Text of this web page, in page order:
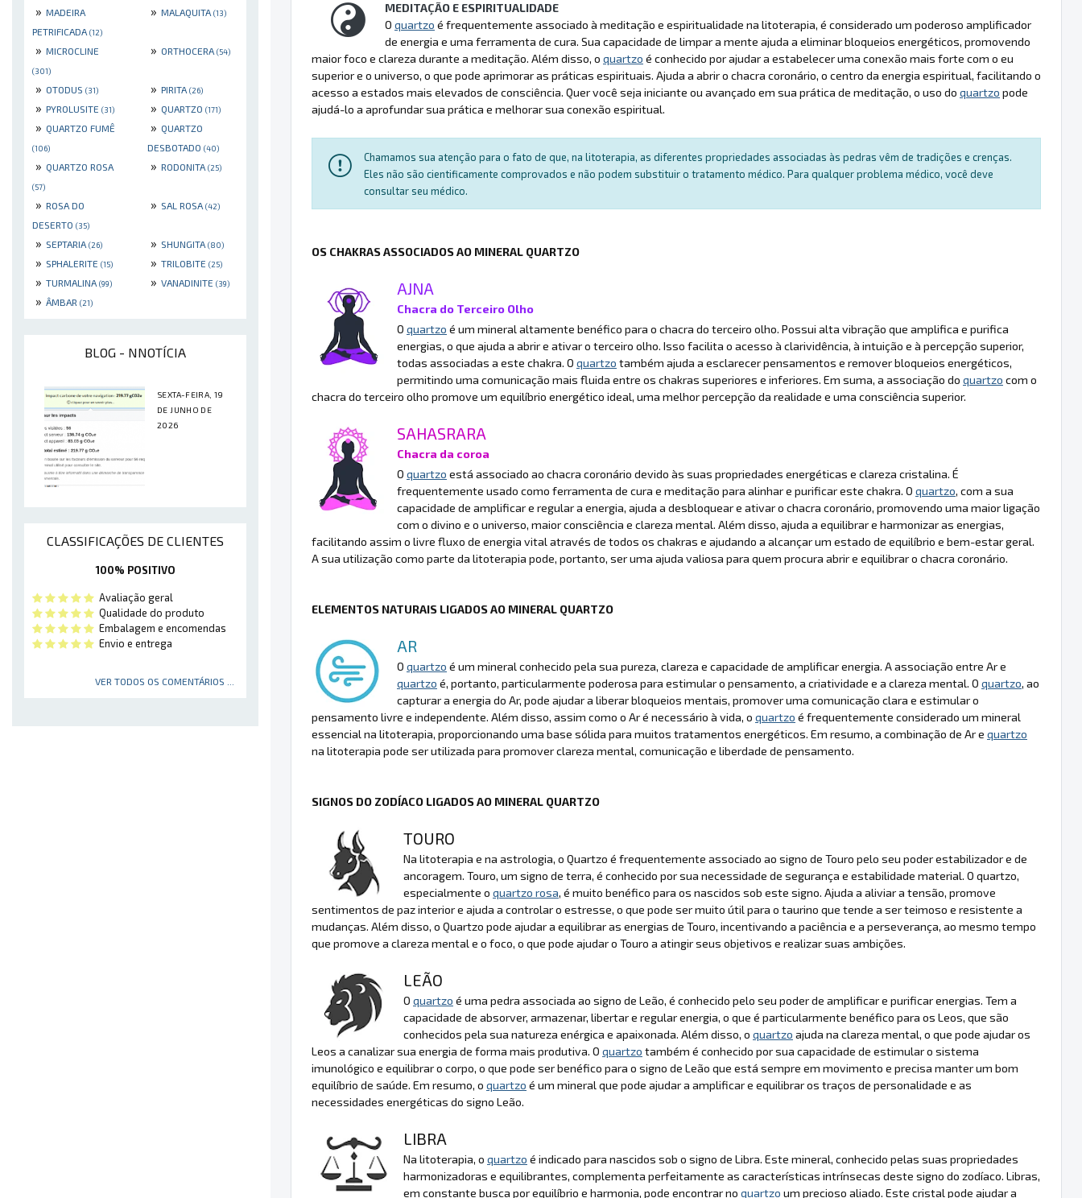
» MADEIRA
PETRIFICADA (12)
» MALAQUITA (13)
» MICROCLINE
(301)
» ORTHOCERA (54)
» OTODUS (31) » PIRITA (26)
» PYROLUSITE (31) » QUARTZO (171)
» QUARTZO FUMÊ
(106)
» QUARTZO
DESBOTADO (40)
» QUARTZO ROSA
(57)
» RODONITA (25)
» ROSA DO
DESERTO (35)
» SAL ROSA (42)
» SEPTARIA (26) » SHUNGITA (80)
» SPHALERITE (15) » TRILOBITE (25)
» TURMALINA (99) » VANADINITE (39)
» ÂMBAR (21)
BLOG - NNOTÍCIA
SEXTA-FEIRA, 19
DE JUNHO DE
2026
CLASSIFICAÇÕES DE CLIENTES
100% POSITIVO
Avaliação geral
Qualidade do produto
Embalagem e encomendas
Envio e entrega
VER TODOS OS COMENTÁRIOS ...
MEDITAÇÃO E ESPIRITUALIDADE
O quartzo é frequentemente associado à meditação e espiritualidade na litoterapia, é considerado um poderoso amplificador
de energia e uma ferramenta de cura. Sua capacidade de limpar a mente ajuda a eliminar bloqueios energéticos, promovendo
maior foco e clareza durante a meditação. Além disso, o quartzo é conhecido por ajudar a estabelecer uma conexão mais forte com o eu
superior e o universo, o que pode aprimorar as práticas espirituais. Ajuda a abrir o chacra coronário, o centro da energia espiritual, facilitando o
acesso a estados mais elevados de consciência. Quer você seja iniciante ou avançado em sua prática de meditação, o uso do quartzo pode
ajudá-lo a aprofundar sua prática e melhorar sua conexão espiritual.
Chamamos sua atenção para o fato de que, na litoterapia, as diferentes propriedades associadas às pedras vêm de tradições e crenças.
Eles não são cientificamente comprovados e não podem substituir o tratamento médico. Para qualquer problema médico, você deve
consultar seu médico.
OS CHAKRAS ASSOCIADOS AO MINERAL QUARTZO
AJNA
Chacra do Terceiro Olho
O quartzo é um mineral altamente benéfico para o chacra do terceiro olho. Possui alta vibração que amplifica e purifica
energias, o que ajuda a abrir e ativar o terceiro olho. Isso facilita o acesso à clarividência, à intuição e à percepção superior,
todas associadas a este chakra. O quartzo também ajuda a esclarecer pensamentos e remover bloqueios energéticos,
permitindo uma comunicação mais fluida entre os chakras superiores e inferiores. Em suma, a associação do quartzo com o
chacra do terceiro olho promove um equilíbrio energético ideal, uma melhor percepção da realidade e uma consciência superior.
SAHASRARA
Chacra da coroa
O quartzo está associado ao chacra coronário devido às suas propriedades energéticas e clareza cristalina. É
frequentemente usado como ferramenta de cura e meditação para alinhar e purificar este chakra. O quartzo, com a sua
capacidade de amplificar e regular a energia, ajuda a desbloquear e ativar o chacra coronário, promovendo uma maior ligação
com o divino e o universo, maior consciência e clareza mental. Além disso, ajuda a equilibrar e harmonizar as energias,
facilitando assim o livre fluxo de energia vital através de todos os chakras e ajudando a alcançar um estado de equilíbrio e bem-estar geral.
A sua utilização como parte da litoterapia pode, portanto, ser uma ajuda valiosa para quem procura abrir e equilibrar o chacra coronário.
ELEMENTOS NATURAIS LIGADOS AO MINERAL QUARTZO
AR
O quartzo é um mineral conhecido pela sua pureza, clareza e capacidade de amplificar energia. A associação entre Ar e
quartzo é, portanto, particularmente poderosa para estimular o pensamento, a criatividade e a clareza mental. O quartzo, ao
capturar a energia do Ar, pode ajudar a liberar bloqueios mentais, promover uma comunicação clara e estimular o
pensamento livre e independente. Além disso, assim como o Ar é necessário à vida, o quartzo é frequentemente considerado um mineral
essencial na litoterapia, proporcionando uma base sólida para muitos tratamentos energéticos. Em resumo, a combinação de Ar e quartzo
na litoterapia pode ser utilizada para promover clareza mental, comunicação e liberdade de pensamento.
SIGNOS DO ZODÍACO LIGADOS AO MINERAL QUARTZO
TOURO
Na litoterapia e na astrologia, o Quartzo é frequentemente associado ao signo de Touro pelo seu poder estabilizador e de
ancoragem. Touro, um signo de terra, é conhecido por sua necessidade de segurança e estabilidade material. O quartzo,
especialmente o quartzo rosa, é muito benéfico para os nascidos sob este signo. Ajuda a aliviar a tensão, promove
sentimentos de paz interior e ajuda a controlar o estresse, o que pode ser muito útil para o taurino que tende a ser teimoso e resistente a
mudanças. Além disso, o Quartzo pode ajudar a equilibrar as energias de Touro, incentivando a paciência e a perseverança, ao mesmo tempo
que promove a clareza mental e o foco, o que pode ajudar o Touro a atingir seus objetivos e realizar suas ambições.
LEÃO
O quartzo é uma pedra associada ao signo de Leão, é conhecido pelo seu poder de amplificar e purificar energias. Tem a
capacidade de absorver, armazenar, libertar e regular energia, o que é particularmente benéfico para os Leos, que são
conhecidos pela sua natureza enérgica e apaixonada. Além disso, o quartzo ajuda na clareza mental, o que pode ajudar os
Leos a canalizar sua energia de forma mais produtiva. O quartzo também é conhecido por sua capacidade de estimular o sistema
imunológico e equilibrar o corpo, o que pode ser benéfico para o signo de Leão que está sempre em movimento e precisa manter um bom
equilíbrio de saúde. Em resumo, o quartzo é um mineral que pode ajudar a amplificar e equilibrar os traços de personalidade e as
necessidades energéticas do signo Leão.
LIBRA
Na litoterapia, o quartzo é indicado para nascidos sob o signo de Libra. Este mineral, conhecido pelas suas propriedades
harmonizadoras e equilibrantes, complementa perfeitamente as características intrínsecas deste signo do zodíaco. Libras,
em constante busca por equilíbrio e harmonia, pode encontrar no quartzo um precioso aliado. Este cristal pode ajudar a